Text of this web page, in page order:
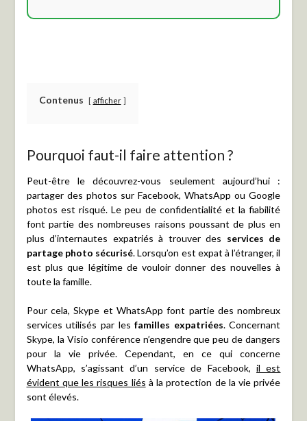
Contenus afficher
Pourquoi faut-il faire attention ?
Peut-être le découvrez-vous seulement aujourd’hui :
partager des photos sur Facebook, WhatsApp ou Google
photos est risqué. Le peu de confidentialité et la fiabilité
font partie des nombreuses raisons poussant de plus en
plus d’internautes expatriés à trouver des services de
partage photo sécurisé. Lorsqu’on est expat à l’étranger, il
est plus que légitime de vouloir donner des nouvelles à
toute la famille.
Pour cela, Skype et WhatsApp font partie des nombreux
services utilisés par lesfamilles expatriées. Concernant
Skype, la Visio conférence n’engendre que peu de dangers
pour la vie privée. Cependant, en ce qui concerne
WhatsApp, s’agissant d’un service de Facebook,il est
évident que les risques liés à la protection de la vie privée
sont élevés.